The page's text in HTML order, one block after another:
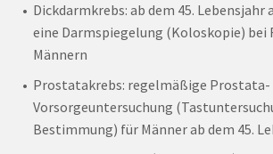
Dickdarmkrebs: ab dem 45. Lebensjahr
eine Darmspiegelung (Koloskopie) bei
Männern
Prostatakrebs: regelmäßige Prostata-
Vorsorgeuntersuchung
Bestimmung) für Männer ab dem 45.